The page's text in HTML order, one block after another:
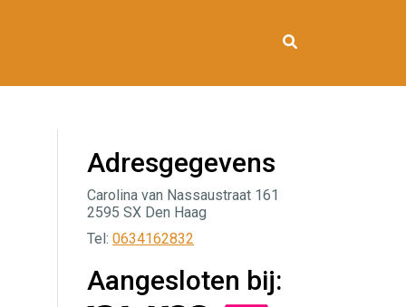
Adresgegevens
Carolina van Nassaustraat 161
2595 SX Den Haag
Tel: 0634162832
Aangesloten bij: